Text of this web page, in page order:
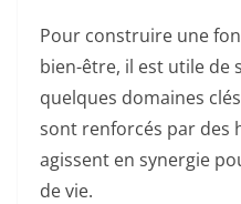
Pour construire une
bien-être, il est utile de
quelques domaines
sont renforcés par des
agissent en synergie
de vie.